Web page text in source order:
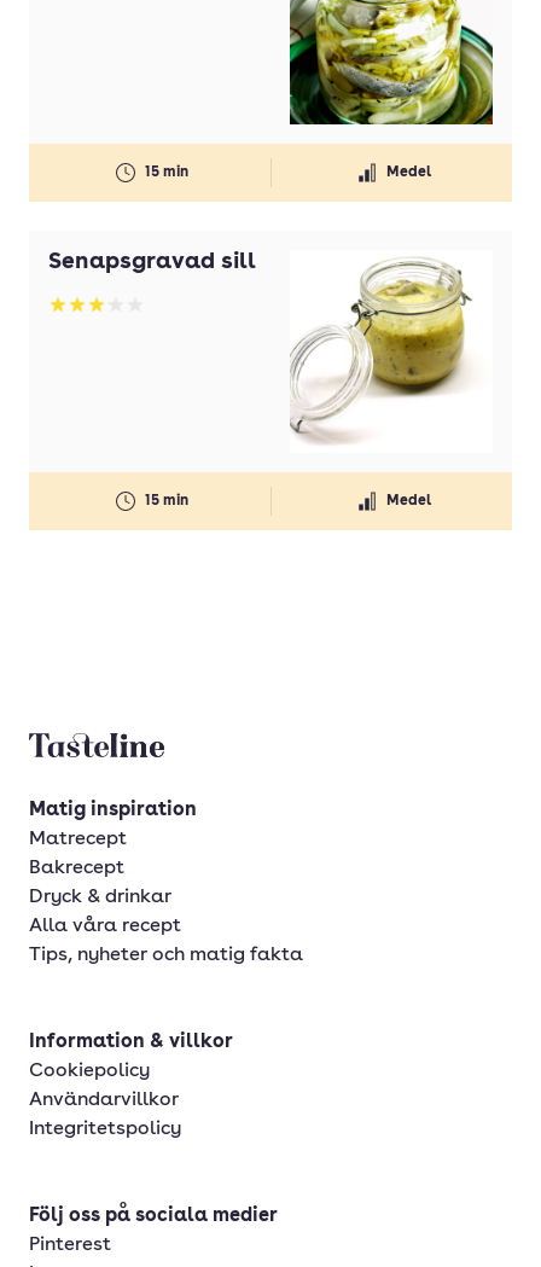
15 min Medel
Senapsgravad sill
Betyg: 3.15 av 5
15 min Medel
Tasteline startsida
Matig inspiration
Matrecept
Bakrecept
Dryck & drinkar
Alla våra recept
Tips, nyheter och matig fakta
Information & villkor
Cookiepolicy
Användarvillkor
Integritetspolicy
Följ oss på sociala medier
Pinterest